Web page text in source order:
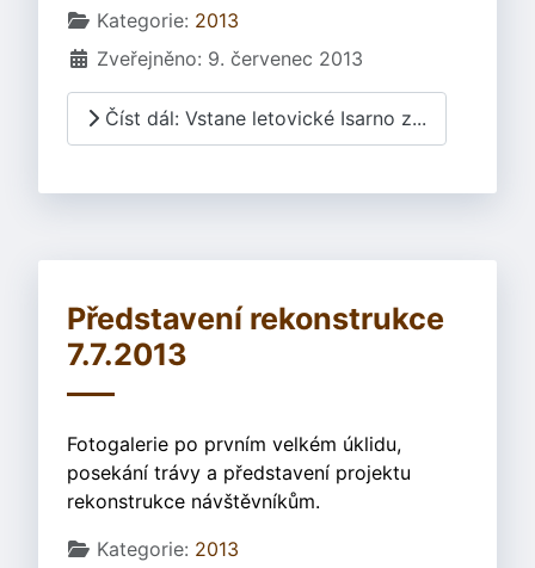
Základní údaje
Kategorie: 2013
Zveřejněno: 9. červenec 2013
Číst dál: Vstane letovické Isarno z...
Představení rekonstrukce
7.7.2013
Fotogalerie po prvním velkém úklidu,
posekání trávy a představení projektu
rekonstrukce návštěvníkům.
Základní údaje
Kategorie: 2013